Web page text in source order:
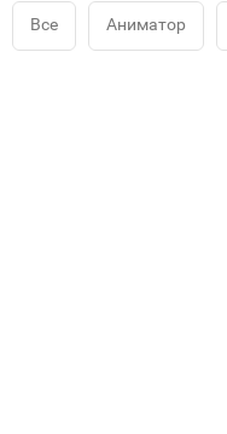
Все Аниматор